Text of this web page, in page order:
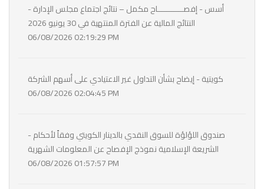
أسس - إفصـــــــــــاح مكمل – نتائج اجتماع مجلس الإدارة -
النتائج المالية عن الفترة المنتهية في 30 يونيو 2026
06/08/2026 02:19:29 PM
كويتية - إيضاح بشأن التداول غير الاعتيادي على أسهم الشركة
06/08/2026 02:04:45 PM
- صندوق اللؤلؤة للسوق النقدي بالدينار الكويتي وفقاً لأحكام
الشريعة الإسلامية نموذج الإفصاح عن المعلومات الشهرية
06/08/2026 01:57:57 PM